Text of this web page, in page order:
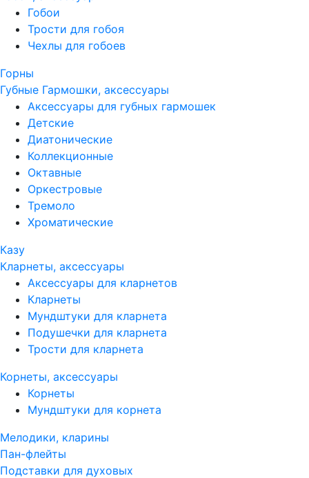
Гобои
Трости для гобоя
Чехлы для гобоев
Горны
Губные Гармошки, аксессуары
Аксессуары для губных гармошек
Детские
Диатонические
Коллекционные
Октавные
Оркестровые
Тремоло
Хроматические
Казу
Кларнеты, аксессуары
Аксессуары для кларнетов
Кларнеты
Мундштуки для кларнета
Подушечки для кларнета
Трости для кларнета
Корнеты, аксессуары
Корнеты
Мундштуки для корнета
Мелодики, кларины
Пан-флейты
Подставки для духовых